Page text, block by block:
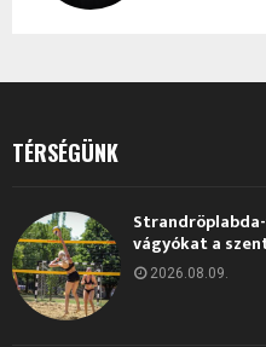
TÉRSÉGÜNK
vágyókat a
2026.08.09.